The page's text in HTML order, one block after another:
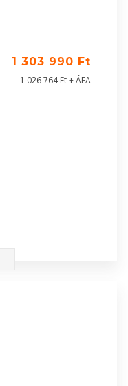
1 303 990 Ft
1 026 764 Ft + ÁFA